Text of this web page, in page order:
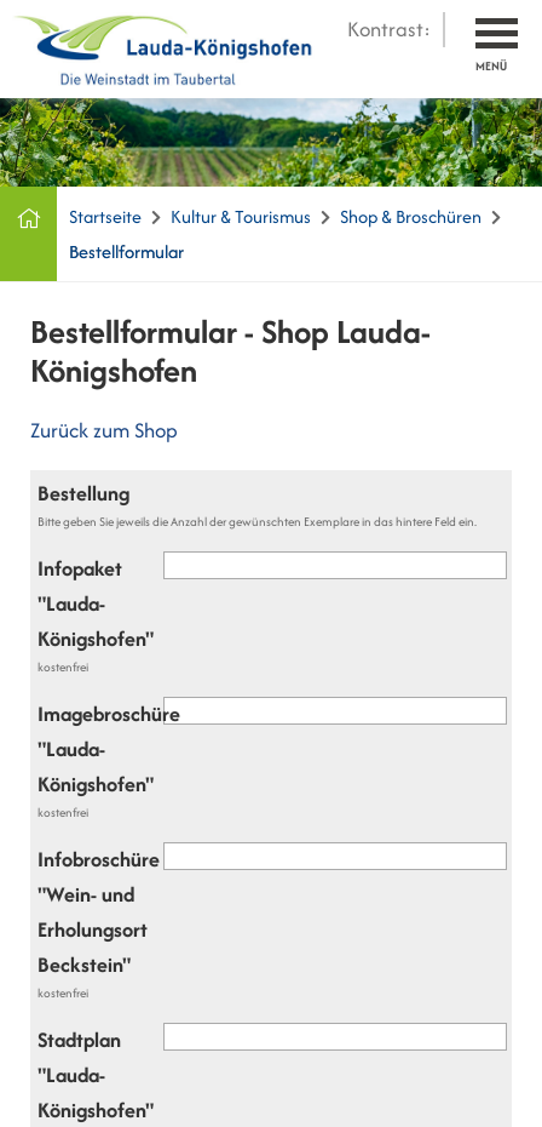
Kontrast:
MENÜ
Startseite Kultur & Tourismus
Shop & Broschüren
Bestellformular
Bestellformular - Shop Lauda-
Königshofen
Zurück zum Shop
Bestellung
Bitte geben Sie jeweils die Anzahl der gewünschten Exemplare in das hintere Feld ein.
Infopaket
"Lauda-
Königshofen"
kostenfrei
Imagebroschüre
"Lauda-
Königshofen"
kostenfrei
Infobroschüre
"Wein- und
Erholungsort
Beckstein"
kostenfrei
Stadtplan
"Lauda-
Königshofen"